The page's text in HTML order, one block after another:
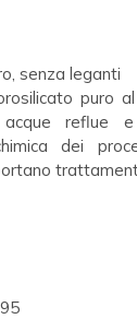
senza leganti
puro
reflue e
dei